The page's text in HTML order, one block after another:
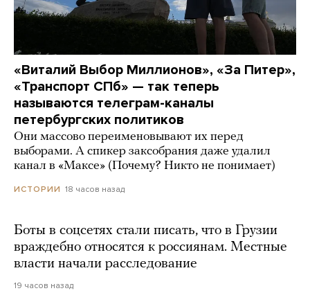
«Виталий Выбор Миллионов», «За Питер»,
«Транспорт СПб» — так теперь
называются телеграм-каналы
петербургских политиков
Они массово переименовывают их перед
выборами. А спикер заксобрания даже удалил
канал в «Максе» (Почему? Никто не понимает)
ИСТОРИИ 18 часов назад
Боты в соцсетях стали писать, что в Грузии
враждебно относятся к россиянам. Местные
власти начали расследование
19 часов назад